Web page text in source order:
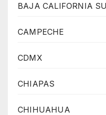
BAJA CALIFORNIA
CAMPECHE
CDMX
CHIAPAS
CHIHUAHUA